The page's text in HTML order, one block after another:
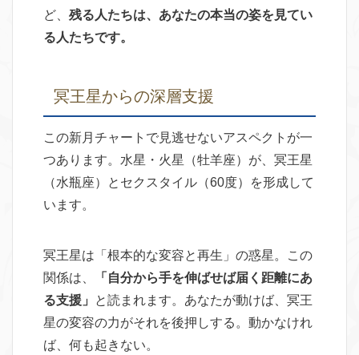
ど、 残る人たちは、あなたの本当の姿を見てい
る人たちです。
冥王星からの深層支援
この新月チャートで見逃せないアスペクトが一
つあります。水星・火星（牡羊座）が、冥王星
（水瓶座）とセクスタイル（60度）を形成して
います。
冥王星は「根本的な変容と再生」の惑星。この
関係は、
「自分から手を伸ばせば届く距離にあ
る支援」
と読まれます。あなたが動けば、冥王
星の変容の力がそれを後押しする。動かなけれ
ば、何も起きない。